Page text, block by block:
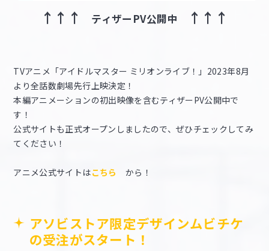
↑↑↑ ティザーPV公開中 ↑↑↑
TVアニメ「アイドルマスター ミリオンライブ！」2023年8月
より全話数劇場先行上映決定！
本編アニメーションの初出映像を含むティザーPV公開中で
す！
公式サイトも正式オープンしましたので、ぜひチェックしてみ
てください！
アニメ公式サイトはこちら から！
アソビストア限定デザインムビチケ
の受注がスタート！